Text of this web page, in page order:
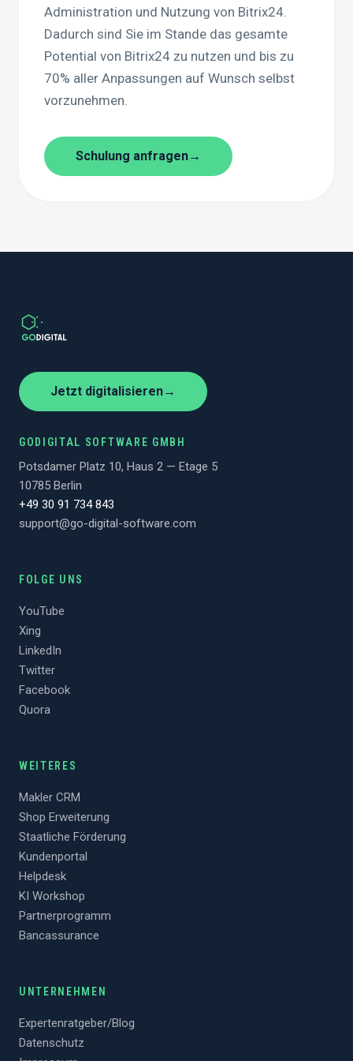
Administration und Nutzung von Bitrix24.
Dadurch sind Sie im Stande das gesamte
Potential von Bitrix24 zu nutzen und bis zu
70% aller Anpassungen auf Wunsch selbst
vorzunehmen.
Schulung anfragen→
Jetzt digitalisieren→
GODIGITAL SOFTWARE GMBH
Potsdamer Platz 10, Haus 2 — Etage 5
10785 Berlin
+49 30 91 734 843
support@go-digital-software.com
FOLGE UNS
YouTube
Xing
LinkedIn
Twitter
Facebook
Quora
WEITERES
Makler CRM
Shop Erweiterung
Staatliche Förderung
Kundenportal
Helpdesk
KI Workshop
Partnerprogramm
Bancassurance
UNTERNEHMEN
Expertenratgeber/Blog
Datenschutz